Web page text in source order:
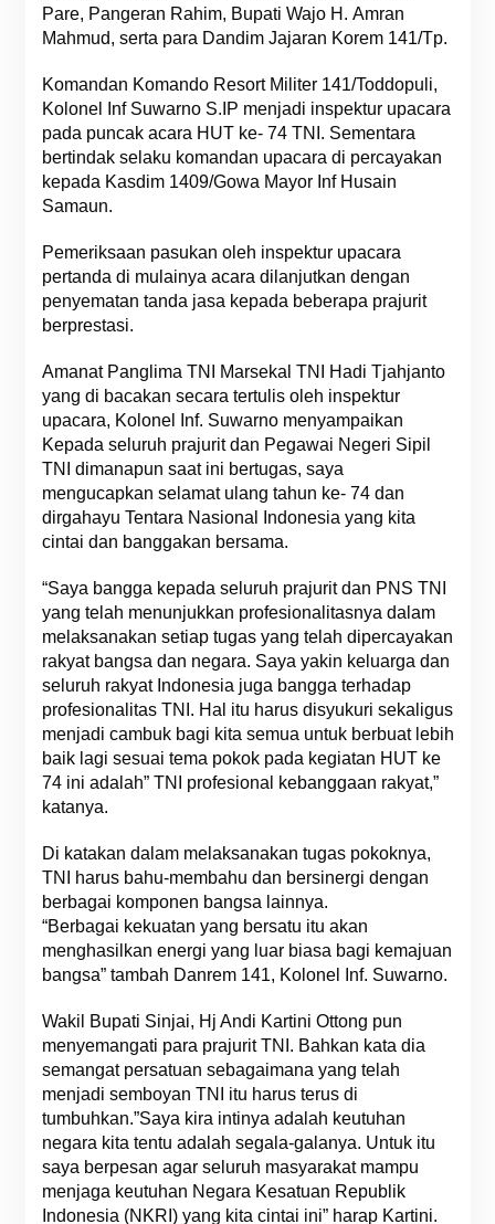
Pare, Pangeran Rahim, Bupati Wajo H. Amran
Mahmud, serta para Dandim Jajaran Korem 141/Tp.
Komandan Komando Resort Militer 141/Toddopuli,
Kolonel Inf Suwarno S.IP menjadi inspektur upacara
pada puncak acara HUT ke- 74 TNI. Sementara
bertindak selaku komandan upacara di percayakan
kepada Kasdim 1409/Gowa Mayor Inf Husain
Samaun.
Pemeriksaan pasukan oleh inspektur upacara
pertanda di mulainya acara dilanjutkan dengan
penyematan tanda jasa kepada beberapa prajurit
berprestasi.
Amanat Panglima TNI Marsekal TNI Hadi Tjahjanto
yang di bacakan secara tertulis oleh inspektur
upacara, Kolonel Inf. Suwarno menyampaikan
Kepada seluruh prajurit dan Pegawai Negeri Sipil
TNI dimanapun saat ini bertugas, saya
mengucapkan selamat ulang tahun ke- 74 dan
dirgahayu Tentara Nasional Indonesia yang kita
cintai dan banggakan bersama.
“Saya bangga kepada seluruh prajurit dan PNS TNI
yang telah menunjukkan profesionalitasnya dalam
melaksanakan setiap tugas yang telah dipercayakan
rakyat bangsa dan negara. Saya yakin keluarga dan
seluruh rakyat Indonesia juga bangga terhadap
profesionalitas TNI. Hal itu harus disyukuri sekaligus
menjadi cambuk bagi kita semua untuk berbuat lebih
baik lagi sesuai tema pokok pada kegiatan HUT ke
74 ini adalah” TNI profesional kebanggaan rakyat,”
katanya.
Di katakan dalam melaksanakan tugas pokoknya,
TNI harus bahu-membahu dan bersinergi dengan
berbagai komponen bangsa lainnya.
“Berbagai kekuatan yang bersatu itu akan
menghasilkan energi yang luar biasa bagi kemajuan
bangsa” tambah Danrem 141, Kolonel Inf. Suwarno.
Wakil Bupati Sinjai, Hj Andi Kartini Ottong pun
menyemangati para prajurit TNI. Bahkan kata dia
semangat persatuan sebagaimana yang telah
menjadi semboyan TNI itu harus terus di
tumbuhkan.”Saya kira intinya adalah keutuhan
negara kita tentu adalah segala-galanya. Untuk itu
saya berpesan agar seluruh masyarakat mampu
menjaga keutuhan Negara Kesatuan Republik
Indonesia (NKRI) yang kita cintai ini” harap Kartini.